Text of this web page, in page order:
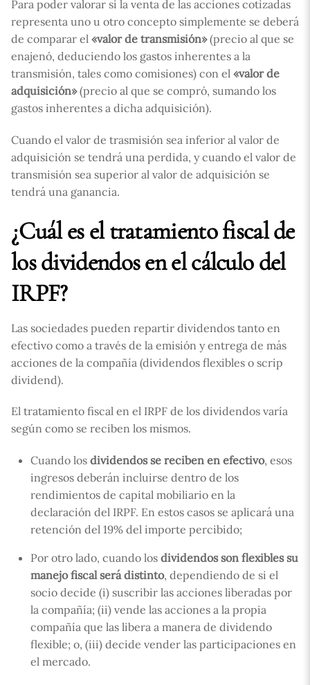
Para poder valorar si la venta de las acciones cotizadas
representa uno u otro concepto simplemente se deberá
de comparar el «valor de transmisión»(precio al que se
enajenó, deduciendo los gastos inherentes a la
transmisión, tales como comisiones) con el «valor de
adquisición»(precio al que se compró, sumando los
gastos inherentes a dicha adquisición).
Cuando el valor de trasmisión sea inferior al valor de
adquisición se tendrá una perdida, y cuando el valor de
transmisión sea superior al valor de adquisición se
tendrá una ganancia.
¿Cuál es el tratamiento fiscal de
los dividendos en el cálculo del
IRPF?
Las sociedades pueden repartir dividendos tanto en
efectivo como a través de la emisión y entrega de más
acciones de la compañía (dividendos flexibles o scrip
dividend).
El tratamiento fiscal en el IRPF de los dividendos varía
según como se reciben los mismos.
Cuando losdividendos se reciben en efectivo, esos
ingresos deberán incluirse dentro de los
rendimientos de capital mobiliario en la
declaración del IRPF. En estos casos se aplicará una
retención del 19% del importe percibido;
Por otro lado, cuando losdividendos son flexibles su
manejo fiscal será distinto, dependiendo de si el
socio decide (i) suscribir las acciones liberadas por
la compañía; (ii) vende las acciones a la propia
compañía que las libera a manera de dividendo
flexible; o, (iii) decide vender las participaciones en
el mercado.